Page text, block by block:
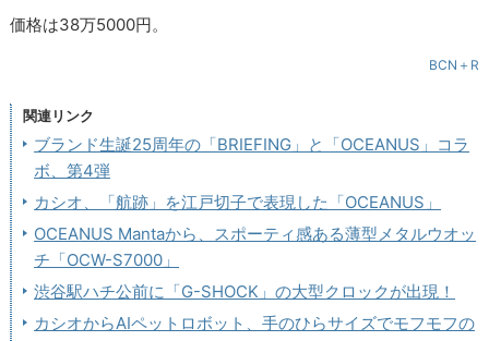
価格は38万5000円。
BCN＋R
関連リンク
ブランド生誕25周年の「BRIEFING」と「OCEANUS」コラ
ボ、第4弾
カシオ、「航跡」を江戸切子で表現した「OCEANUS」
OCEANUS Mantaから、スポーティ感ある薄型メタルウオッ
チ「OCW-S7000」
渋谷駅ハチ公前に「G-SHOCK」の大型クロックが出現！
カシオからAIペットロボット、手のひらサイズでモフモフの